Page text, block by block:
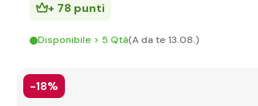
+ 78 punti
Disponibile > 5 Qtà(A da te 13.08.)
-18%